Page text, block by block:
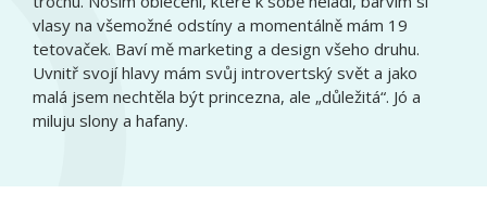
vlasy na všemožné odstíny a momentálně mám 19
tetovaček. Baví mě marketing a design všeho druhu.
Uvnitř svojí hlavy mám svůj introvertský svět a jako
malá jsem nechtěla být princezna, ale „důležitá“. Jó a
miluju slony a hafany.